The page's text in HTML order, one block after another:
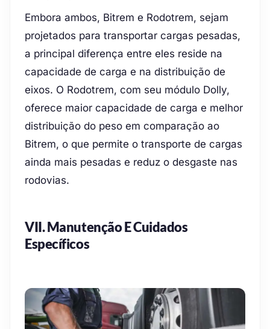
Embora ambos, Bitrem e Rodotrem, sejam
projetados para transportar cargas pesadas,
a principal diferença entre eles reside na
capacidade de carga e na distribuição de
eixos. O Rodotrem, com seu módulo Dolly,
oferece maior capacidade de carga e melhor
distribuição do peso em comparação ao
Bitrem, o que permite o transporte de cargas
ainda mais pesadas e reduz o desgaste nas
rodovias.
VII. Manutenção E Cuidados
Específicos